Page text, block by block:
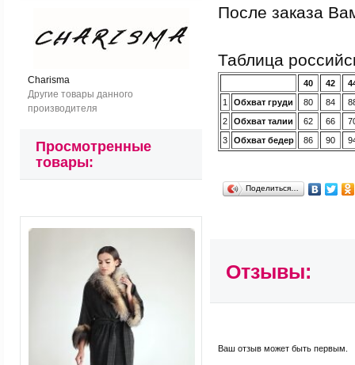
После заказа
Таблица
40 42
1
Обхват груди 80 84
2
Обхват талии 62 66
3
Обхват бедер 86 90
Поделиться…
Отзывы:
Ваш отзыв может быть первым.
Charisma
Другие товары данного
производителя
Просмотренные
товары: